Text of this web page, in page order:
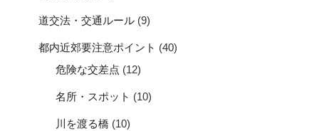
道交法・交通ルール (9)
都内近郊要注意ポイント (40)
危険な交差点 (12)
名所・スポット (10)
川を渡る橋 (10)